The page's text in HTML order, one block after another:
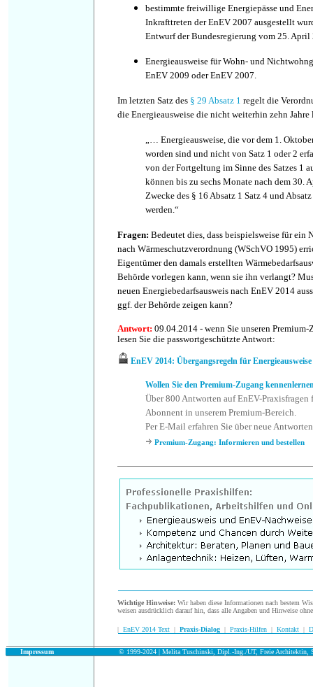
bestimmte freiwillige Energiepässe und
Inkrafttreten der EnEV 2007 ausgestellt
Entwurf der Bundesregierung vom 25.
Energieausweise für Wohn- und
EnEV 2009 oder EnEV 2007.
Im letzten Satz des § 29 Absatz 1 regelt die
die Energieausweise die nicht weiterhin zehn
„… Energieausweise, die vor dem 1.
worden sind und nicht von Satz 1 oder 2
von der Fortgeltung im Sinne des Satzes 1
können bis zu sechs Monate nach dem 30.
Zwecke des § 16 Absatz 1 Satz 4 und
werden.“
Fragen: Bedeutet dies, dass beispielsweise für ein
nach Wärmeschutzverordnung (WSchVO 1995)
Eigentümer den damals erstellten
Behörde vorlegen kann, wenn sie ihn verlangt?
neuen Energiebedarfsausweis nach EnEV 2014
ggf. der Behörde zeigen kann?
Antwort: 09.04.2014 - wenn Sie unseren
lesen Sie die passwortgeschützte Antwort:
EnEV 2014: Übergangsregeln für Energieausweise
Wollen Sie den Premium-Zugang
Über 800 Antworten auf EnEV-Praxisfragen
Abonnent in unserem Premium-Bereich.
Per E-Mail erfahren Sie über neue
Premium-Zugang: Informieren und bestellen
Wichtige Hinweise: Wir haben diese Informationen nach bestem
weisen ausdrücklich darauf hin, dass alle Angaben und Hinweise
| EnEV 2014 Text | Praxis-Dialog | Praxis-Hilfen | Kontakt |
Impressum © 1999-2024 | Melita Tuschinski, Dipl.-Ing./UT, Freie Architektin,